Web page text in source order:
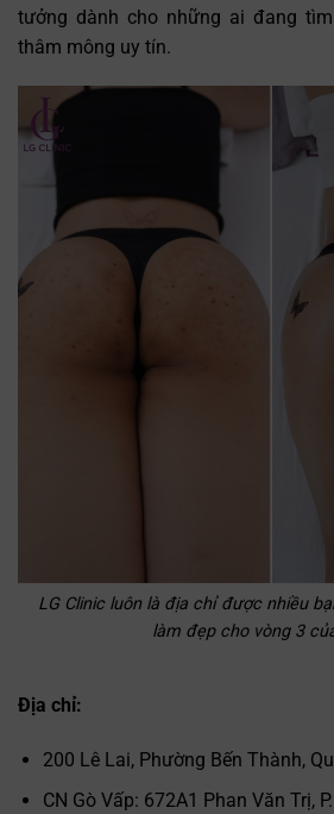
tưởng dành cho những ai đang
thâm mông uy tín.
LG Clinic luôn là địa chỉ được nhiều
làm đẹp cho vòng 3
Địa chỉ:
200 Lê Lai, Phường Bến Thành,
CN Gò Vấp: 672A1 Phan Văn Trị,